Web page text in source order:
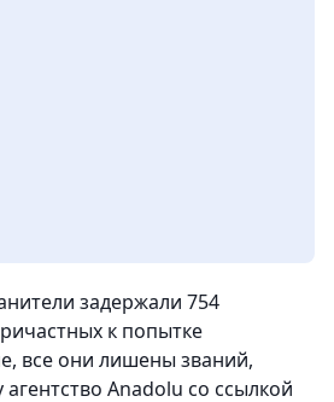
задержали 754
к попытке
все они лишены званий,
Anadolu со ссылкой